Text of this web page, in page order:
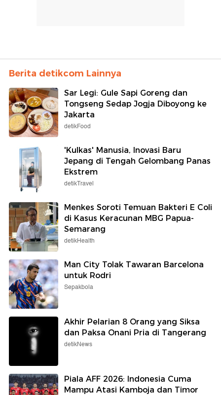
Berita detikcom Lainnya
Sar Legi: Gule Sapi Goreng dan
Tongseng Sedap Jogja Diboyong ke
Jakarta
detikFood
'Kulkas' Manusia, Inovasi Baru
Jepang di Tengah Gelombang Panas
Ekstrem
detikTravel
Menkes Soroti Temuan Bakteri E Coli
di Kasus Keracunan MBG Papua-
Semarang
detikHealth
Man City Tolak Tawaran Barcelona
untuk Rodri
Sepakbola
Akhir Pelarian 8 Orang yang Siksa
dan Paksa Onani Pria di Tangerang
detikNews
Piala AFF 2026: Indonesia Cuma
Mampu Atasi Kamboja dan Timor